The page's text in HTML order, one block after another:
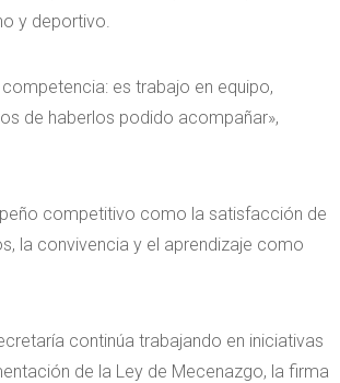
y deportivo.
es trabajo en equipo,
de haberlos podido acompañar»,
competitivo como la satisfacción de
la convivencia y el aprendizaje como
continúa trabajando en iniciativas
de la Ley de Mecenazgo, la firma